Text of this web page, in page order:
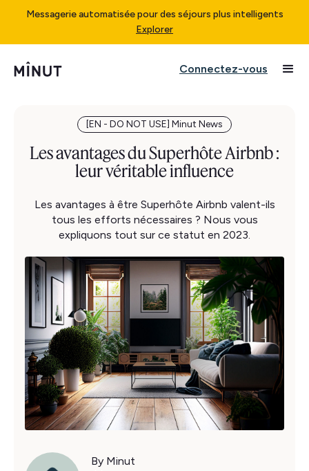
Messagerie automatisée pour des séjours plus intelligents
Explorer
Connectez-vous
[EN - DO NOT USE] Minut News
Les avantages du Superhôte Airbnb :
leur véritable influence
Les avantages à être Superhôte Airbnb valent-ils
tous les efforts nécessaires ? Nous vous
expliquons tout sur ce statut en 2023.
By Minut